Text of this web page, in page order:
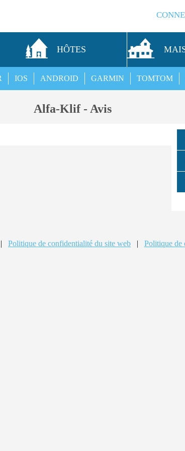
HÔTES
TOMTOM
GARMIN
ANDROID
IOS
Alfa-Klif - Avis
| Politique de confidentialité du site web | Politique de